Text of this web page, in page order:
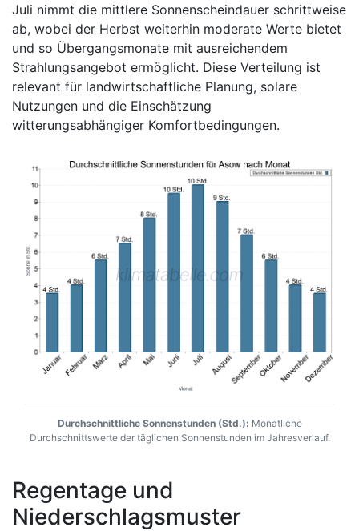
Juli nimmt die mittlere Sonnenscheindauer schrittweise
ab, wobei der Herbst weiterhin moderate Werte bietet
und so Übergangsmonate mit ausreichendem
Strahlungsangebot ermöglicht. Diese Verteilung ist
relevant für landwirtschaftliche Planung, solare
Nutzungen und die Einschätzung
witterungsabhängiger Komfortbedingungen.
Durchschnittliche Sonnenstunden (Std.): Monatliche
Durchschnittswerte der täglichen Sonnenstunden im Jahresverlauf.
Regentage und
Niederschlagsmuster